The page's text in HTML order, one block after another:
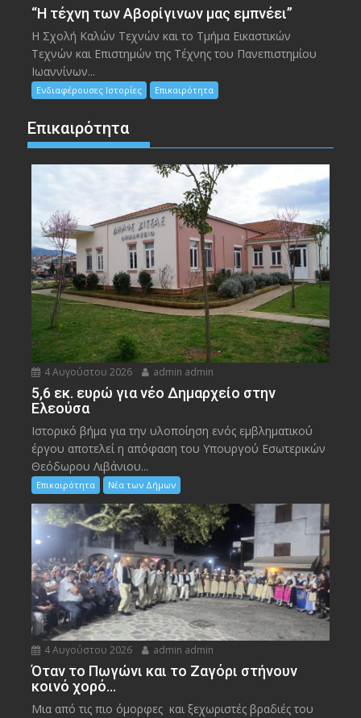
“Η τέχνη των Αβορίγινων μας εμπνέει”
Η Σχολή Καλών Τεχνών και το Τμήμα Εικαστικών
Τεχνών και Επιστημών της Τέχνης του Πανεπιστημίου
Ιωαννίνων...
Ενδιαφέρουσες Ιστορίες Επικαιρότητα
Επικαιρότητα
4 Αυγούστου 2026 admin admin
5,6 εκ. ευρώ για νέο Δημαρχείο στην
Ελεούσα
Ιστορικό βήμα για την υλοποίηση ενός εμβληματικού
έργου αποτελεί η απόφαση του Υπουργού Εσωτερικών
Θεόδωρου Λιβάνιου...
Επικαιρότητα Νέα των Δήμων
4 Αυγούστου 2026 admin admin
Όταν το Πωγώνι και το Ζαγόρι στήνουν
κοινό χορό…
Μια από τις πιο όμορφες και ξεχωριστές βραδιές του